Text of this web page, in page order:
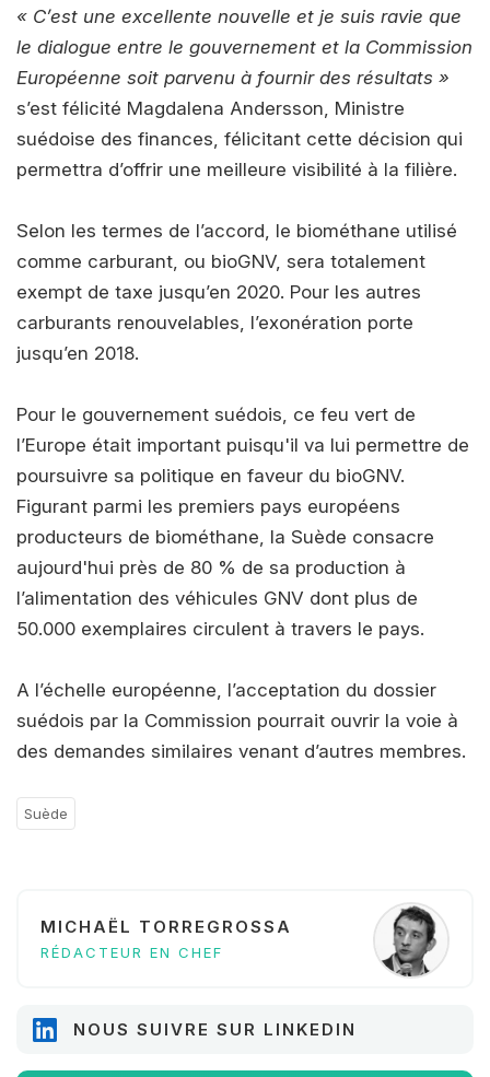
« C’est une excellente nouvelle et je suis ravie que
le dialogue entre le gouvernement et la Commission
Européenne soit parvenu à fournir des résultats »
s’est félicité Magdalena Andersson, Ministre
suédoise des finances, félicitant cette décision qui
permettra d’offrir une meilleure visibilité à la filière.
Selon les termes de l’accord, le biométhane utilisé
comme carburant, ou bioGNV, sera totalement
exempt de taxe jusqu’en 2020. Pour les autres
carburants renouvelables, l’exonération porte
jusqu’en 2018.
Pour le gouvernement suédois, ce feu vert de
l’Europe était important puisqu'il va lui permettre de
poursuivre sa politique en faveur du bioGNV.
Figurant parmi les premiers pays européens
producteurs de biométhane, la Suède consacre
aujourd'hui près de 80 % de sa production à
l’alimentation des véhicules GNV dont plus de
50.000 exemplaires circulent à travers le pays.
A l’échelle européenne, l’acceptation du dossier
suédois par la Commission pourrait ouvrir la voie à
des demandes similaires venant d’autres membres.
Suède
MICHAËL TORREGROSSA
RÉDACTEUR EN CHEF
NOUS SUIVRE SUR LINKEDIN